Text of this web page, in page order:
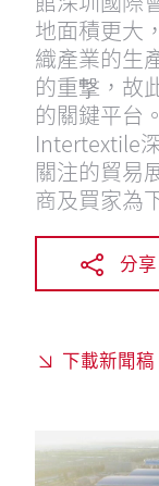
地面積更大
織產業的生
的重撃，故
的關鍵平台
Intertextile
關注的貿易
商及買家為
分享
下載新聞稿